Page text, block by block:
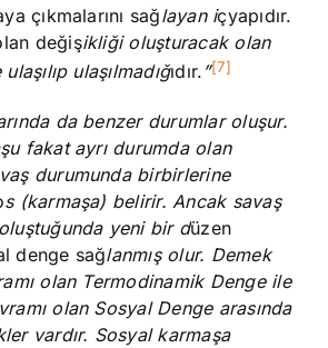
çıkmalarını sağlayan içyapıdır.
değişikliği oluşturacak olan
ulaşılmadığıdır. ”[7]
da benzer durumlar oluşur.
fakat ayrı durumda olan
durumunda birbirlerine
s (karmaşa) belirir. Ancak savaş
yeni bir düzen
denge sağlanmış olur. Demek
olan Termodinamik Denge ile
olan Sosyal Denge arasında
vardır. Sosyal karmaşa